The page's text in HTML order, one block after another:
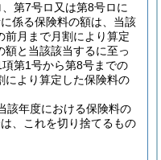
第7号ロ又は第8号ロに
係る保険料の額は、当該
前月まで月割により算定
額と当該該当するに至っ
第1号から第8号までの
により算定した保険料の
該年度における保険料の
、これを切り捨てるもの